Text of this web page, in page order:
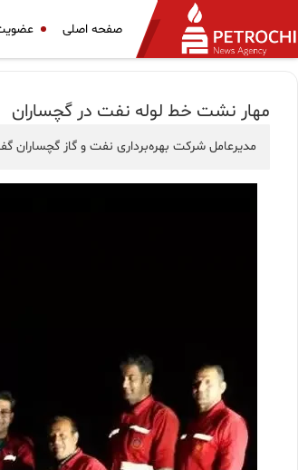
صفحه اصلی
مهار نشت خط لوله نفت در گچساران
مدیرعامل شرکت بهره‌برداری نفت و گاز گچساران گفت: عملیات رفع نشتی از خط لوله ۲۶ اینچ انتقال نفت